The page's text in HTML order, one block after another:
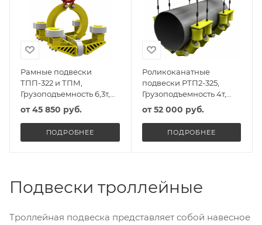
Рамные подвески
ТПП-322 и ТПМ,
Грузоподъемность 6,3т,
Масса 280кг
от45 850 руб.
ПОДРОБНЕЕ
Роликоканатные
подвески РТП2-325,
Грузоподъемность 4т,
Масса 20,5кг
от52 000 руб.
ПОДРОБНЕЕ
Подвески троллейные
Троллейная подвеска представляет собой навесное